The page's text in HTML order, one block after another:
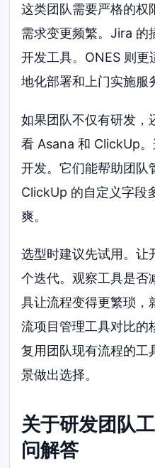
这类团队需要严格的权
需求变更频繁。Jira 的
开发工具。ONES 则更
地化部署和上门实施服
如果团队不仅有研发，
看 Asana 和 ClickUp
开发。它们能帮助团队
ClickUp 的自定义字段
爽。
选型时建议先试用。让
个迭代。观察工具是否
具让流程变得更繁琐
流项目管理工具对比的
复用团队现有流程的工
景做出选择。
关于研发团队
问解答